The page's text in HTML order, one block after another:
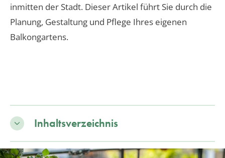
inmitten der Stadt. Dieser Artikel führt Sie durch die
Planung, Gestaltung und Pflege Ihres eigenen
Balkongartens.
Inhaltsverzeichnis